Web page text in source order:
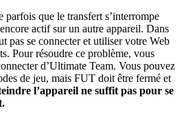
que le transfert s’interrompe
actif sur un autre appareil. Dans
pas se connecter et utiliser votre Web
Pour résoudre ce problème, vous
d’Ultimate Team. Vous pouvez
de jeu, mais FUT doit être fermé et
l’appareil ne suffit pas pour se